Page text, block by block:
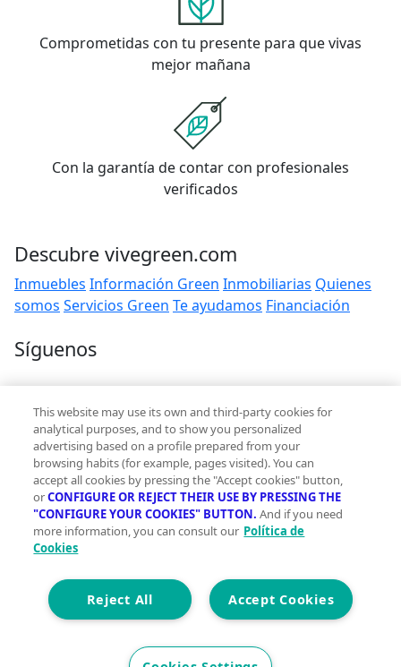
Comprometidas con tu presente para que vivas
mejor mañana
Con la garantía de contar con profesionales
verificados
Descubre vivegreen.com
Inmuebles Información Green Inmobiliarias Quienes
somos Servicios Green Te ayudamos Financiación
Síguenos
Contacto
hola@vivegreen.com
Aviso Legal
Condiciones de uso
Politica de privacidad
Política de cookies
Accesibilidad
© 2026 Vivegreen - Todos los derechos reservados - UCI
This website may use its own and third-party cookies for
analytical purposes, and to show you personalized
advertising based on a profile prepared from your
browsing habits (for example, pages visited). You can
accept all cookies by pressing the "Accept cookies" button,
orCONFIGURE OR REJECT THEIR USE BY PRESSING THE
"CONFIGURE YOUR COOKIES" BUTTON. And if you need
more information, you can consult our Política de
Cookies
Accept Cookies
Reject All